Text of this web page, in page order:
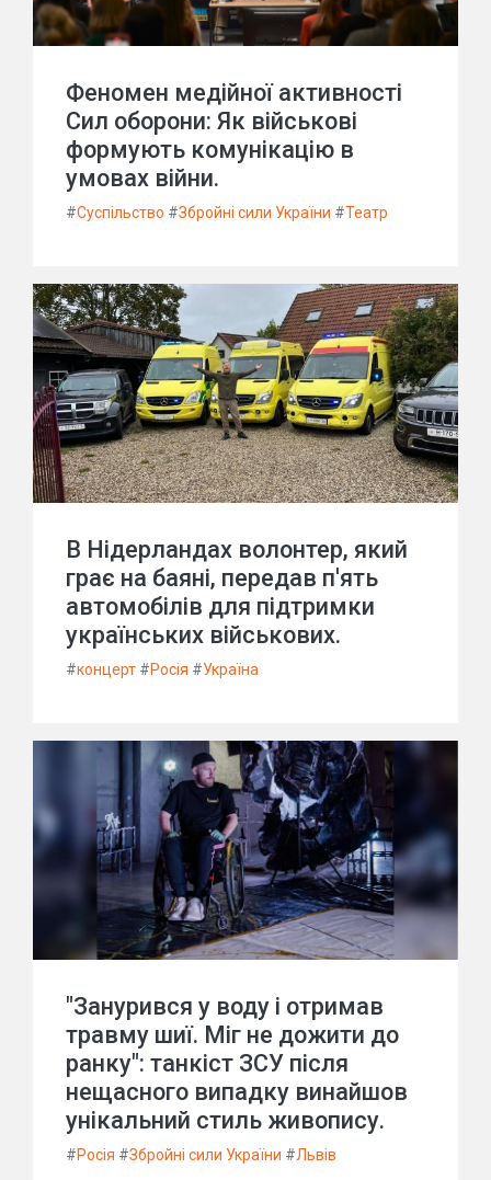
Феномен медійної активності
Сил оборони: Як військові
формують комунікацію в
умовах війни.
#Суспільство #Збройні сили України #Театр
В Нідерландах волонтер, який
грає на баяні, передав п'ять
автомобілів для підтримки
українських військових.
#концерт #Росія #Україна
"Занурився у воду і отримав
травму шиї. Міг не дожити до
ранку": танкіст ЗСУ після
нещасного випадку винайшов
унікальний стиль живопису.
#Росія #Збройні сили України #Львів